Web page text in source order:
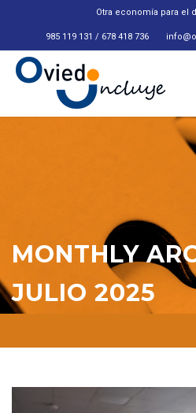
985 119 131 / 678 418 736
MONTHLY
JULIO 2025